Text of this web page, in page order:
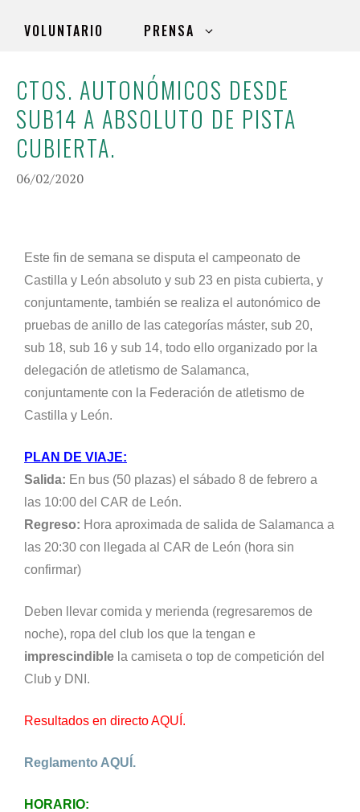
VOLUNTARIO PRENSA
CTOS. AUTONÓMICOS DESDE
SUB14 A ABSOLUTO DE PISTA
CUBIERTA.
06/02/2020
Este fin de semana se disputa el campeonato de
Castilla y León absoluto y sub 23 en pista cubierta, y
conjuntamente, también se realiza el autonómico de
pruebas de anillo de las categorías máster, sub 20,
sub 18, sub 16 y sub 14, todo ello organizado por la
delegación de atletismo de Salamanca,
conjuntamente con la Federación de atletismo de
Castilla y León.
PLAN DE VIAJE:
Salida: En bus (50 plazas) el sábado 8 de febrero a
las 10:00 del CAR de León.
Regreso: Hora aproximada de salida de Salamanca a
las 20:30 con llegada al CAR de León (hora sin
confirmar)
Deben llevar comida y merienda (regresaremos de
noche), ropa del club los que la tengan e
imprescindible la camiseta o top de competición del
Club y DNI.
Resultados en directo AQUÍ.
Reglamento AQUÍ.
HORARIO: